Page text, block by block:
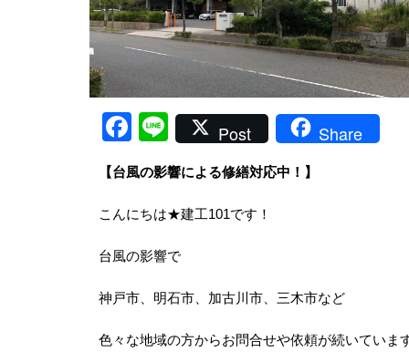
Facebook
LinePost Share
【台風の影響による修繕対応中！】
こんにちは★建工101です！
台風の影響で
神戸市、明石市、加古川市、三木市など
色々な地域の方からお問合せや依頼が続いていま